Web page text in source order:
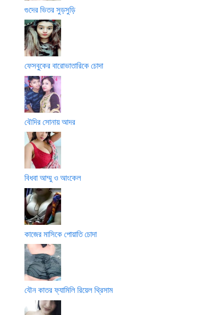
গুদের ভিতর সুড়সুড়ি
ফেসবুকের বারোভাতারিকে চোদা
বৌদির সোনায় আদর
বিধবা আম্মু ও আংকেল
কাজের মাসিকে পোয়াতি চোদা
যৌন কাতর ফ্যামিলি রিয়েল থ্রিসাম